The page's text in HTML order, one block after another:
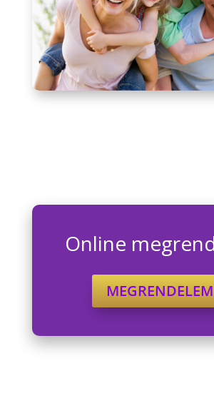
Online
MEGRENDELEM